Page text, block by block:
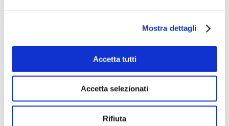
Mostra dettagli
Accetta tutti
Accetta selezionati
Rifiuta
The Girl with the